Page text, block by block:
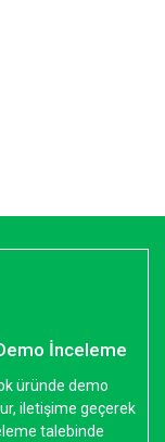
İnceleme
üründe demo
iletişime geçerek
talebinde